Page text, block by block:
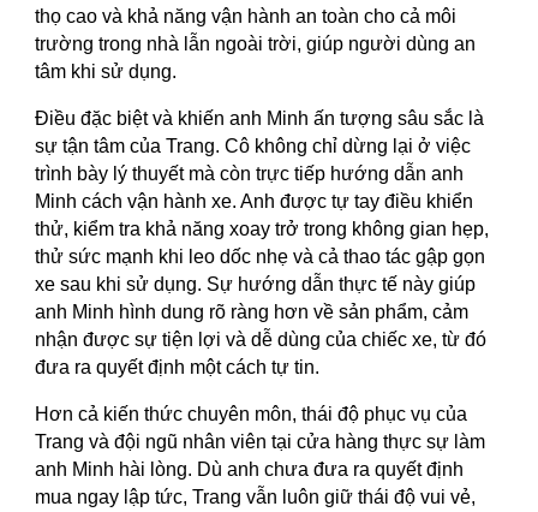
thọ cao và khả năng vận hành an toàn cho cả môi
trường trong nhà lẫn ngoài trời, giúp người dùng an
tâm khi sử dụng.
Điều đặc biệt và khiến anh Minh ấn tượng sâu sắc là
sự tận tâm của Trang. Cô không chỉ dừng lại ở việc
trình bày lý thuyết mà còn trực tiếp hướng dẫn anh
Minh cách vận hành xe. Anh được tự tay điều khiển
thử, kiểm tra khả năng xoay trở trong không gian hẹp,
thử sức mạnh khi leo dốc nhẹ và cả thao tác gập gọn
xe sau khi sử dụng. Sự hướng dẫn thực tế này giúp
anh Minh hình dung rõ ràng hơn về sản phẩm, cảm
nhận được sự tiện lợi và dễ dùng của chiếc xe, từ đó
đưa ra quyết định một cách tự tin.
Hơn cả kiến thức chuyên môn, thái độ phục vụ của
Trang và đội ngũ nhân viên tại cửa hàng thực sự làm
anh Minh hài lòng. Dù anh chưa đưa ra quyết định
mua ngay lập tức, Trang vẫn luôn giữ thái độ vui vẻ,